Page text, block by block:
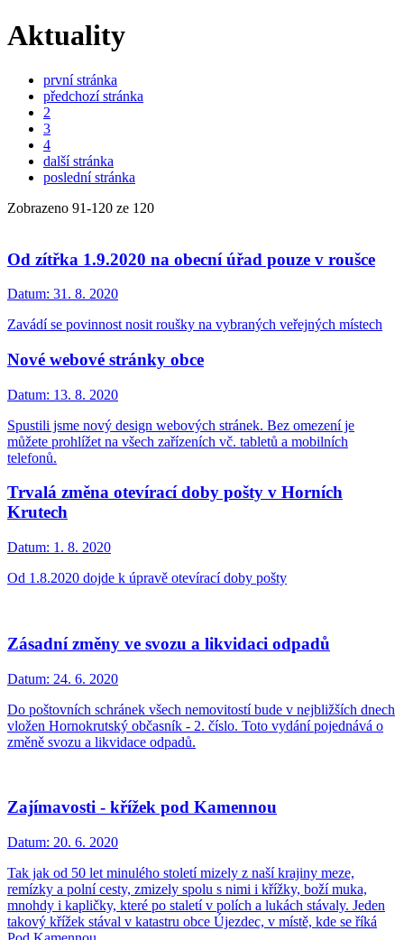
Aktuality
první stránka
předchozí stránka
2
3
4
další stránka
poslední stránka
Zobrazeno 91-120 ze 120
Od zítřka 1.9.2020 na obecní úřad pouze v roušce
Datum: 31. 8. 2020
Zavádí se povinnost nosit roušky na vybraných veřejných místech
Nové webové stránky obce
Datum: 13. 8. 2020
Spustili jsme nový design webových stránek. Bez omezení je
můžete prohlížet na všech zařízeních vč. tabletů a mobilních
telefonů.
Trvalá změna otevírací doby pošty v Horních
Krutech
Datum: 1. 8. 2020
Od 1.8.2020 dojde k úpravě otevírací doby pošty
Zásadní změny ve svozu a likvidaci odpadů
Datum: 24. 6. 2020
Do poštovních schránek všech nemovitostí bude v nejbližších dnech
vložen Hornokrutský občasník - 2. číslo. Toto vydání pojednává o
změně svozu a likvidace odpadů.
Zajímavosti - křížek pod Kamennou
Datum: 20. 6. 2020
Tak jak od 50 let minulého století mizely z naší krajiny meze,
remízky a polní cesty, zmizely spolu s nimi i křížky, boží muka,
mnohdy i kapličky, které po staletí v polích a lukách stávaly. Jeden
takový křížek stával v katastru obce Újezdec, v místě, kde se říká